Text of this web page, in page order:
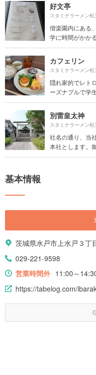
好文亭
スタミナラーメン
偕楽園内にある
学に時間がかか
カフェリン
スタミナラーメン
隠れ家的でレト
ーズナブルで学
別雷皇太神
スタミナラーメン
社名の通り、当
本社とします。
基本情報
茨城県水戸市上水戸３丁
029-221-9598
営業時間外 11:00～
https://tabelog.com/